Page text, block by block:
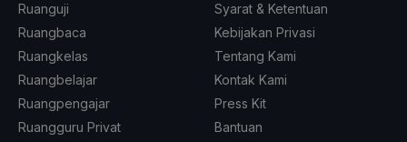
Ruanguji
Ruangbaca
Ruangkelas
Ruangbelajar
Ruangpengajar
Ruangguru Privat
Syarat & Ketentuan
Kebijakan Privasi
Tentang Kami
Kontak Kami
Press Kit
Bantuan